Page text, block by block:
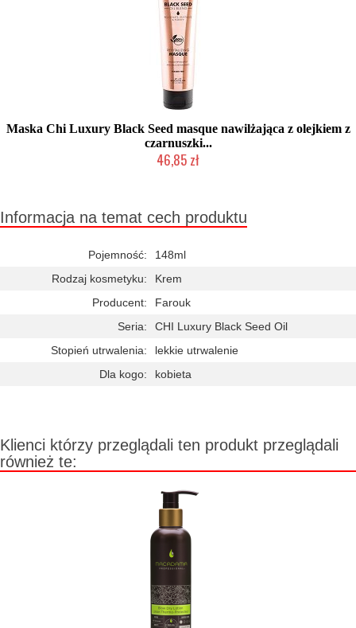
Maska Chi Luxury Black Seed masque nawilżająca z olejkiem z
czarnuszki...
46,85 zł
Informacja na temat cech produktu
Pojemność:
148ml
Rodzaj kosmetyku:
Krem
Producent:
Farouk
Seria:
CHI Luxury Black Seed Oil
Stopień utrwalenia:
lekkie utrwalenie
Dla kogo:
kobieta
Klienci którzy przeglądali ten produkt przeglądali
również te: